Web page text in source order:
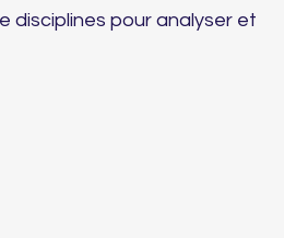
disciplines pour analyser et